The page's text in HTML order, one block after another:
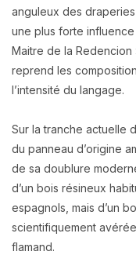
anguleux des
une plus forte influence
Maitre de la
reprend les
l’intensité du langage.
Sur la tranche actuelle
du panneau d’origine
de sa doublure
d’un bois résineux
espagnols, mais d’un
scientifiquement
flamand.